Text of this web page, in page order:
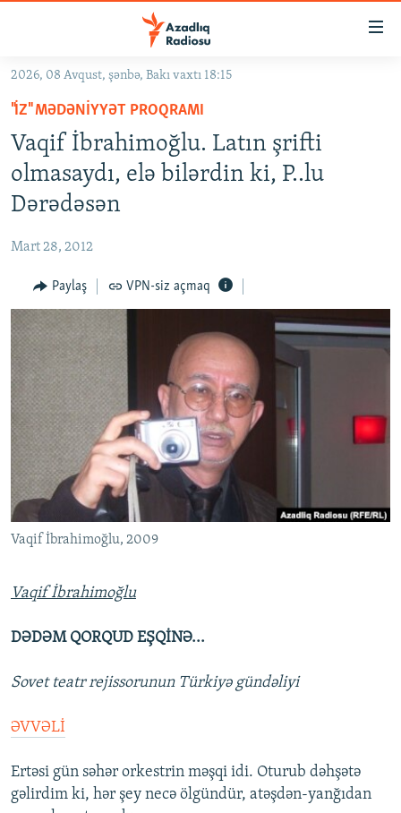
Əsas
qayıt
Əsas
naviqasiyaya
qayıt
Axtarışa
GÜNDƏM
#İZAHLA
KORRUPSIOMETR
#ƏSLINDƏ
QANUNI DOĞRU
ARAŞDIRMA
MULTIMEDIA
VIDEO
FOTOQALEREYA
İNFOQRAFIKA
KARIKATURA
RADIO ARXIV
OXU ZALI
AZƏRBAYCAN ƏDƏBIYYATI KITABXANASI
İSLAM VƏ DEMOKRATIYA
İZ - MƏDƏNIYYƏT PROQRAMI
HAQQIMIZDA
MISSIYAMIZ
PEŞƏ ETIKASI VƏ JURNALISTIKA STANDARTLARIMIZ
MATERIALLARIMIZDAN ISTIFADƏ
AZADLIQRADIOSU MOBIL TELEFONUNUZDA
BIZIMLƏ ƏLAQƏ
BIZI IZLƏ
RFE/RL-in bütün saytları
2026, 08 Avqust, şənbə, Bakı vaxtı 18:15
"İZ" MƏDƏNIYYƏT PROQRAMI
Vaqif İbrahimoğlu. Latın şrifti
olmasaydı, elə bilərdin ki, P..lu
Dərədəsən
Mart 28, 2012
Paylaş VPN-siz açmaq
Vaqif İbrahimoğlu, 2009
Vaqif İbrahimoğlu
DƏDƏM QORQUD EŞQİNƏ...
Sovet teatr rejissorunun Türkiyə gündəliyi
ƏVVƏLİ
Ertəsi gün səhər orkestrin məşqi idi. Oturub dəhşətə
gəlirdim ki, hər şey necə ölgündür, atəşdən-yanğıdan